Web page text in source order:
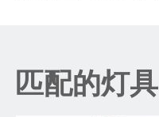
匹配的灯具